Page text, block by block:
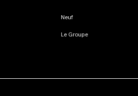
Neuf
Le Groupe